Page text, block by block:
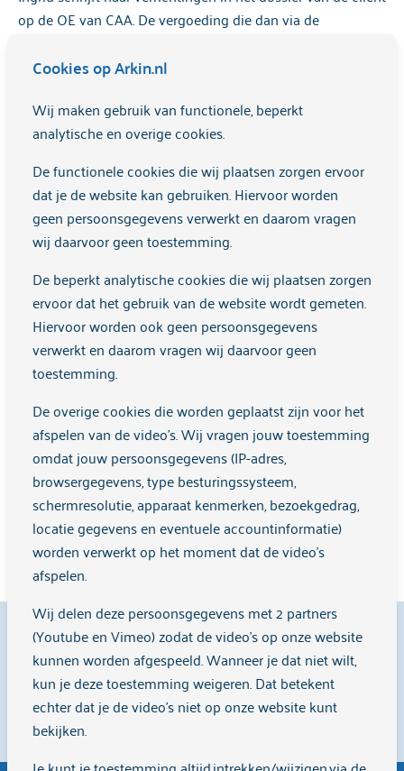
op de OE van CAA. De vergoeding die dan via de
terecht.
Alleen voor Arkin cliënten
zorg zijn bij Arkin. Dit heeft te maken met de financiële
constructie rondom deze consulten. Bij het aanmelden van
een cliënt bij een van de specialismen binnen Arkin kan
wel worden aangegeven dat inzet van een transcultureel
werker wenselijk of zinvol is. Het is echter niet mogelijk om
de consulten als losstaande behandeling aan te vragen
voor cliënten die buiten Arkin in zorg zijn.
Contact
Wilt u meer informatie of wilt u een afspraak maken?
De transcultureel werker/winticonsulent is bereikbaar op
woensdag (evenweek) op nummer (06) 21592741 en via
ingrid.sporkslede@arkin.nl.
Cliënten beoordelen ons met een9,1opZorgkaart
Nederland.
9,1
Cookies op Arkin.nl
Wij maken gebruik van functionele, beperkt
analytische en overige cookies.
De functionele cookies die wij plaatsen zorgen ervoor
dat je de website kan gebruiken. Hiervoor worden
geen persoonsgegevens verwerkt en daarom vragen
wij daarvoor geen toestemming.
De beperkt analytische cookies die wij plaatsen zorgen
ervoor dat het gebruik van de website wordt gemeten.
Hiervoor worden ook geen persoonsgegevens
verwerkt en daarom vragen wij daarvoor geen
toestemming.
De overige cookies die worden geplaatst zijn voor het
afspelen van de video's. Wij vragen jouw toestemming
omdat jouw persoonsgegevens (IP-adres,
browsergegevens, type besturingssysteem,
schermresolutie, apparaat kenmerken, bezoekgedrag,
locatie gegevens en eventuele accountinformatie)
worden verwerkt op het moment dat de video's
afspelen.
Wij delen deze persoonsgegevens met 2 partners
(Youtube en Vimeo) zodat de video's op onze website
kunnen worden afgespeeld. Wanneer je dat niet wilt,
kun je deze toestemming weigeren. Dat betekent
echter dat je de video’s niet op onze website kunt
bekijken.